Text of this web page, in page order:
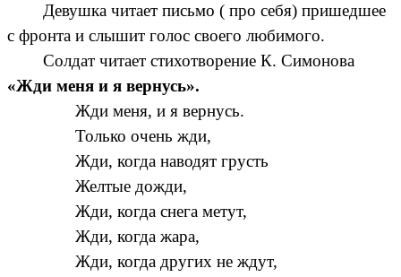
Девушка читает письмо ( про себя) пришедшее
с фронта и слышит голос своего любимого.
Солдат читает стихотворение К. Симонова
«Жди меня и я вернусь».
Жди меня, и я вернусь.
Только очень жди,
Жди, когда наводят грусть
Желтые дожди,
Жди, когда снега метут,
Жди, когда жара,
Жди, когда других не ждут,